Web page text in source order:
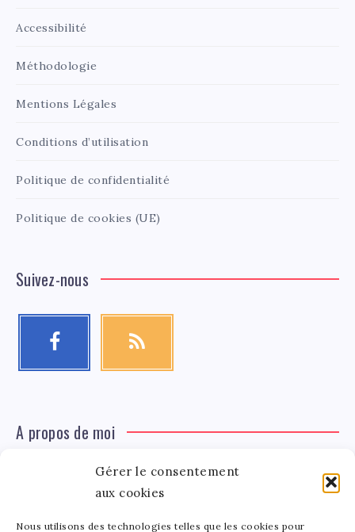
Gérer le consentement
aux cookies
Nous utilisons des technologies telles que les cookies pour
Accessibilité
Méthodologie
Mentions Légales
Conditions d’utilisation
Politique de confidentialité
Politique de cookies (UE)
Suivez-nous
A propos de moi
Léa Tinger
Fondatrice